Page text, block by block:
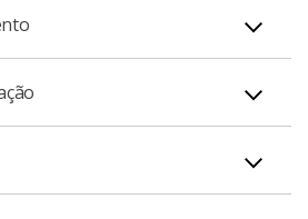
transações e cancelamentos.
feira à sexta-feira das 8h às